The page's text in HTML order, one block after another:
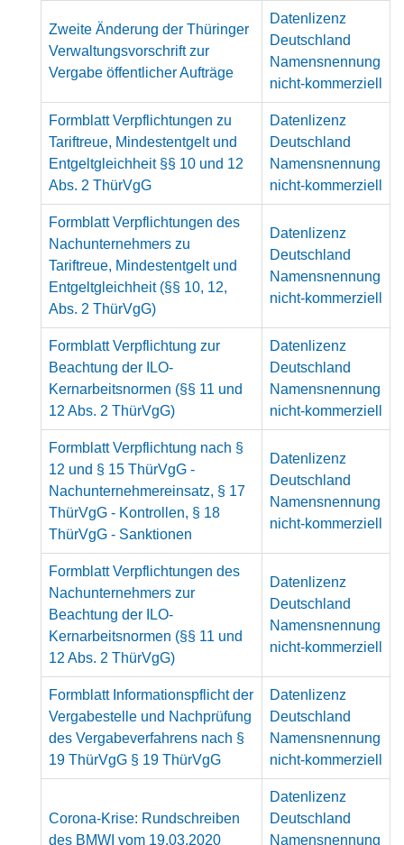
Zweite Änderung der Thüringer
Verwaltungsvorschrift zur
Vergabe öffentlicher Aufträge
Datenlizenz
Deutschland
Namensnennung
nicht-kommerziell
Formblatt Verpflichtungen zu
Tariftreue, Mindestentgelt und
Entgeltgleichheit §§ 10 und 12
Abs. 2 ThürVgG
Datenlizenz
Deutschland
Namensnennung
nicht-kommerziell
Formblatt Verpflichtungen des
Nachunternehmers zu
Tariftreue, Mindestentgelt und
Entgeltgleichheit (§§ 10, 12,
Abs. 2 ThürVgG)
Datenlizenz
Deutschland
Namensnennung
nicht-kommerziell
Formblatt Verpflichtung zur
Beachtung der ILO-
Kernarbeitsnormen (§§ 11 und
12 Abs. 2 ThürVgG)
Datenlizenz
Deutschland
Namensnennung
nicht-kommerziell
Formblatt Verpflichtung nach §
12 und § 15 ThürVgG -
Nachunternehmereinsatz, § 17
ThürVgG - Kontrollen, § 18
ThürVgG - Sanktionen
Datenlizenz
Deutschland
Namensnennung
nicht-kommerziell
Formblatt Verpflichtungen des
Nachunternehmers zur
Beachtung der ILO-
Kernarbeitsnormen (§§ 11 und
12 Abs. 2 ThürVgG)
Datenlizenz
Deutschland
Namensnennung
nicht-kommerziell
Formblatt Informationspflicht der
Vergabestelle und Nachprüfung
des Vergabeverfahrens nach §
19 ThürVgG § 19 ThürVgG
Datenlizenz
Deutschland
Namensnennung
nicht-kommerziell
Corona-Krise: Rundschreiben
des BMWI vom 19.03.2020
Datenlizenz
Deutschland
Namensnennung